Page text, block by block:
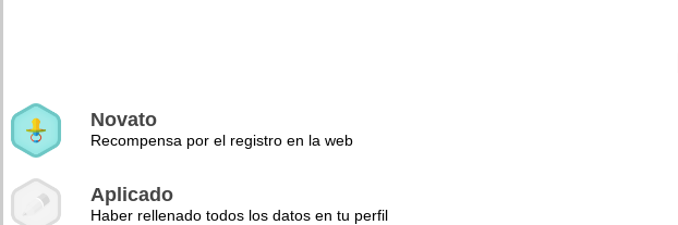
Novato
Recompensa por el registro en la web
Aplicado
Haber rellenado todos los datos en tu perfil